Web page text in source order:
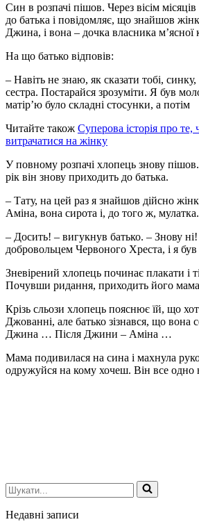
Син в розпачі пішов. Через вісім
до батька і повідомляє, що знайшов
Джина, і вона – дочка власника м’ясної
На що батько відповів:
– Навіть не знаю, як сказати тобі,
сестра. Постарайся зрозуміти. Я був
матір’ю було складні стосунки, а потім
Читайте також Суперова історія про те,
витрачатися на жінку
У повному розпачі хлопець знову
рік він знову приходить до батька.
– Тату, на цей раз я знайшов дійсно жінку
Аміна, вона сирота і, до того ж, мулатка.
– Досить! – вигукнув батько. – Знову
добровольцем Червоного Хреста, і я
Зневірений хлопець починає плакати і
Почувши ридання, приходить його
Крізь сльози хлопець пояснює їй, що
Джованні, але батько зізнався, що вона
Джина … Після Джини – Аміна …
Мама подивилася на сина і махнула
одружуйся на кому хочеш. Він все одно
Шукати...
Недавні записи